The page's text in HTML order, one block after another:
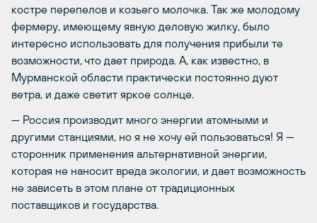
костре перепелов и козьего молочка. Так же молодому
фермеру, имеющему явную деловую жилку, было
интересно использовать для получения прибыли те
возможности, что дает природа. А, как известно, в
Мурманской области практически постоянно дуют
ветра, и даже светит яркое солнце.
— Россия производит много энергии атомными и
другими станциями, но я не хочу ей пользоваться! Я —
сторонник применения альтернативной энергии,
которая не наносит вреда экологии, и дает возможность
не зависеть в этом плане от традиционных
поставщиков и государства.